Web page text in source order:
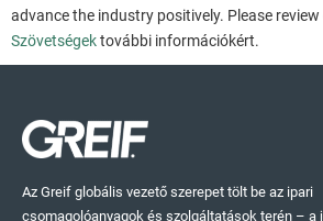
advance the industry positively. Please
Szövetségektovábbi információkért.
Az Greif globális vezető szerepet tölt be az ipari
csomagolóanyagok és szolgáltatások terén – a